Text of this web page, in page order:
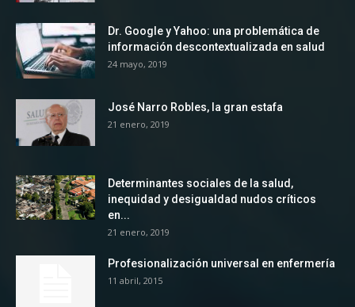
Dr. Google y Yahoo: una problemática de
información descontextualizada en salud
24 mayo, 2019
José Narro Robles, la gran estafa
21 enero, 2019
Determinantes sociales de la salud,
inequidad y desigualdad nudos críticos
en...
21 enero, 2019
Profesionalización universal en enfermería
11 abril, 2015